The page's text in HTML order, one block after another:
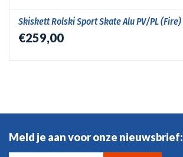
Skiskett Rolski Sport Skate Alu PV/PL (Fire)
€259,00
Meld je aan voor onze nieuwsbrief: